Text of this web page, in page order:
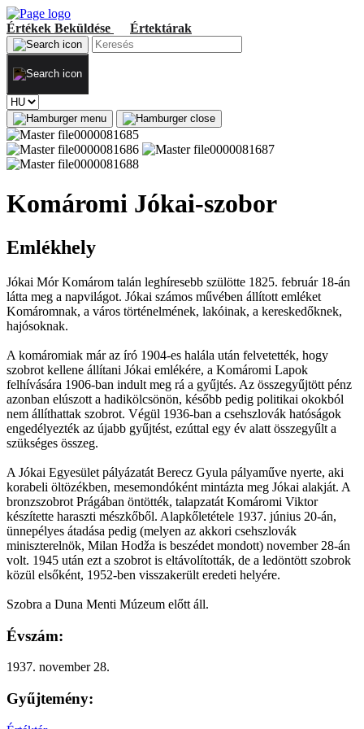
Értékek Beküldése Értektárak
Komáromi Jókai-szobor
Emlékhely
Jókai Mór Komárom talán leghíresebb szülötte 1825. február 18-án
látta meg a napvilágot. Jókai számos művében állított emléket
Komáromnak, a város történelmének, lakóinak, a kereskedőknek,
hajósoknak.
A komáromiak már az író 1904-es halála után felvetették, hogy
szobrot kellene állítani Jókai emlékére, a Komáromi Lapok
felhívására 1906-ban indult meg rá a gyűjtés. Az összegyűjtött pénz
azonban elúszott a hadikölcsönön, később pedig politikai okokból
nem állíthattak szobrot. Végül 1936-ban a csehszlovák hatóságok
engedélyezték az újabb gyűjtést, ezúttal egy év alatt összegyűlt a
szükséges összeg.
A Jókai Egyesület pályázatát Berecz Gyula pályaműve nyerte, aki
korabeli öltözékben, mesemondóként mintázta meg Jókai alakját. A
bronzszobrot Prágában öntötték, talapzatát Komáromi Viktor
készítette haraszti mészkőből. Alapkőletétele 1937. június 20-án,
ünnepélyes átadása pedig (melyen az akkori csehszlovák
miniszterelnök, Milan Hodža is beszédet mondott) november 28-án
volt. 1945 után ezt a szobrot is eltávolították, de a ledöntött szobrok
közül elsőként, 1952-ben visszakerült eredeti helyére.
Szobra a Duna Menti Múzeum előtt áll.
Évszám:
1937. november 28.
Gyűjtemény: